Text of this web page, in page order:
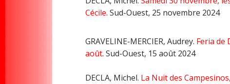
Cécile. Sud-Ouest, 25 novembre 2024
GRAVELINE-MERCIER, Audrey. Feria de
août. Sud-Ouest, 15 août 2024
DECLA, Michel. La Nuit des